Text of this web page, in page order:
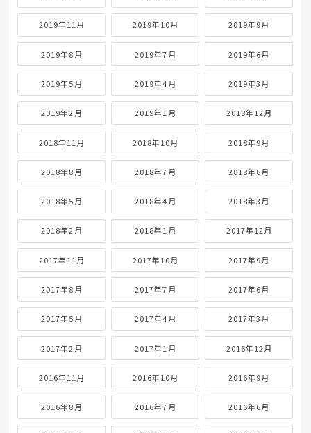
2019年11月 2019年10月 2019年9月
2019年8月 2019年7月 2019年6月
2019年5月 2019年4月 2019年3月
2019年2月 2019年1月 2018年12月
2018年11月 2018年10月 2018年9月
2018年8月 2018年7月 2018年6月
2018年5月 2018年4月 2018年3月
2018年2月 2018年1月 2017年12月
2017年11月 2017年10月 2017年9月
2017年8月 2017年7月 2017年6月
2017年5月 2017年4月 2017年3月
2017年2月 2017年1月 2016年12月
2016年11月 2016年10月 2016年9月
2016年8月 2016年7月 2016年6月